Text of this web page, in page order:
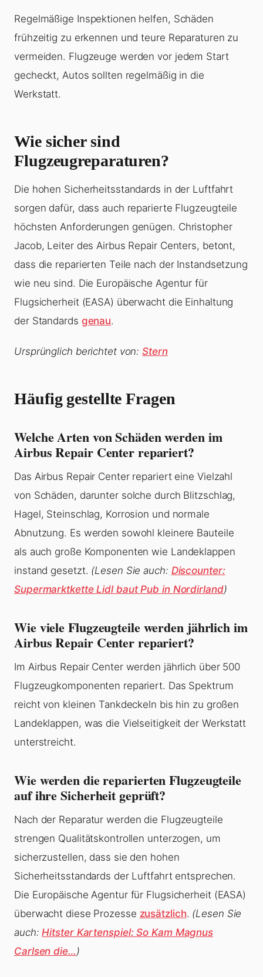
Regelmäßige Inspektionen helfen, Schäden
frühzeitig zu erkennen und teure Reparaturen zu
vermeiden. Flugzeuge werden vor jedem Start
gecheckt, Autos sollten regelmäßig in die
Werkstatt.
Wie sicher sind
Flugzeugreparaturen?
Die hohen Sicherheitsstandards in der Luftfahrt
sorgen dafür, dass auch reparierte Flugzeugteile
höchsten Anforderungen genügen. Christopher
Jacob, Leiter des Airbus Repair Centers, betont,
dass die reparierten Teile nach der Instandsetzung
wie neu sind. Die Europäische Agentur für
Flugsicherheit (EASA) überwacht die Einhaltung
der Standards genau.
Ursprünglich berichtet von:Stern
Häufig gestellte Fragen
Welche Arten von Schäden werden im
Airbus Repair Center repariert?
Das Airbus Repair Center repariert eine Vielzahl
von Schäden, darunter solche durch Blitzschlag,
Hagel, Steinschlag, Korrosion und normale
Abnutzung. Es werden sowohl kleinere Bauteile
als auch große Komponenten wie Landeklappen
instand gesetzt. (Lesen Sie auch: Discounter:
Supermarktkette Lidl baut Pub in Nordirland)
Wie viele Flugzeugteile werden jährlich im
Airbus Repair Center repariert?
Im Airbus Repair Center werden jährlich über 500
Flugzeugkomponenten repariert. Das Spektrum
reicht von kleinen Tankdeckeln bis hin zu großen
Landeklappen, was die Vielseitigkeit der Werkstatt
unterstreicht.
Wie werden die reparierten Flugzeugteile
auf ihre Sicherheit geprüft?
Nach der Reparatur werden die Flugzeugteile
strengen Qualitätskontrollen unterzogen, um
sicherzustellen, dass sie den hohen
Sicherheitsstandards der Luftfahrt entsprechen.
Die Europäische Agentur für Flugsicherheit (EASA)
überwacht diese Prozesse zusätzlich. (Lesen Sie
auch:Hitster Kartenspiel: So Kam Magnus
Carlsen die… )